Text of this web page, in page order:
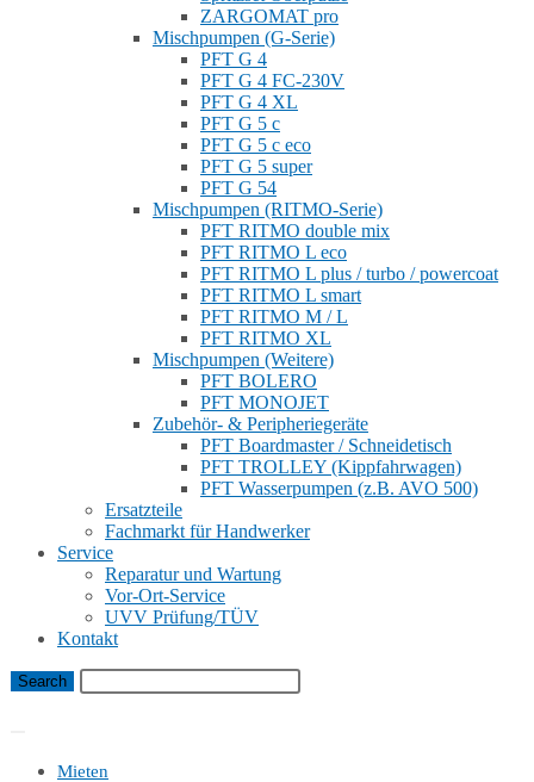
ZARGOMAT pro
Mischpumpen (G-Serie)
PFT G 4
PFT G 4 FC-230V
PFT G 4 XL
PFT G 5 c
PFT G 5 c eco
PFT G 5 super
PFT G 54
Mischpumpen (RITMO-Serie)
PFT RITMO double mix
PFT RITMO L eco
PFT RITMO L plus / turbo / powercoat
PFT RITMO L smart
PFT RITMO M / L
PFT RITMO XL
Mischpumpen (Weitere)
PFT BOLERO
PFT MONOJET
Zubehör- & Peripheriegeräte
PFT Boardmaster / Schneidetisch
PFT TROLLEY (Kippfahrwagen)
PFT Wasserpumpen (z.B. AVO 500)
Ersatzteile
Fachmarkt für Handwerker
Service
Reparatur und Wartung
Vor-Ort-Service
UVV Prüfung/TÜV
Kontakt
Mieten